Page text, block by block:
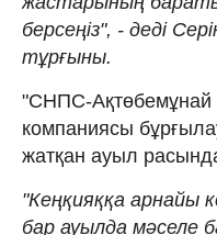
берсеңіз", - деді
тұрғыны.
"СНПС-Ақтөбемұнай
компаниясы
жатқан ауыл
"Кеңқияққа арнайы
бар ауылда мәселе